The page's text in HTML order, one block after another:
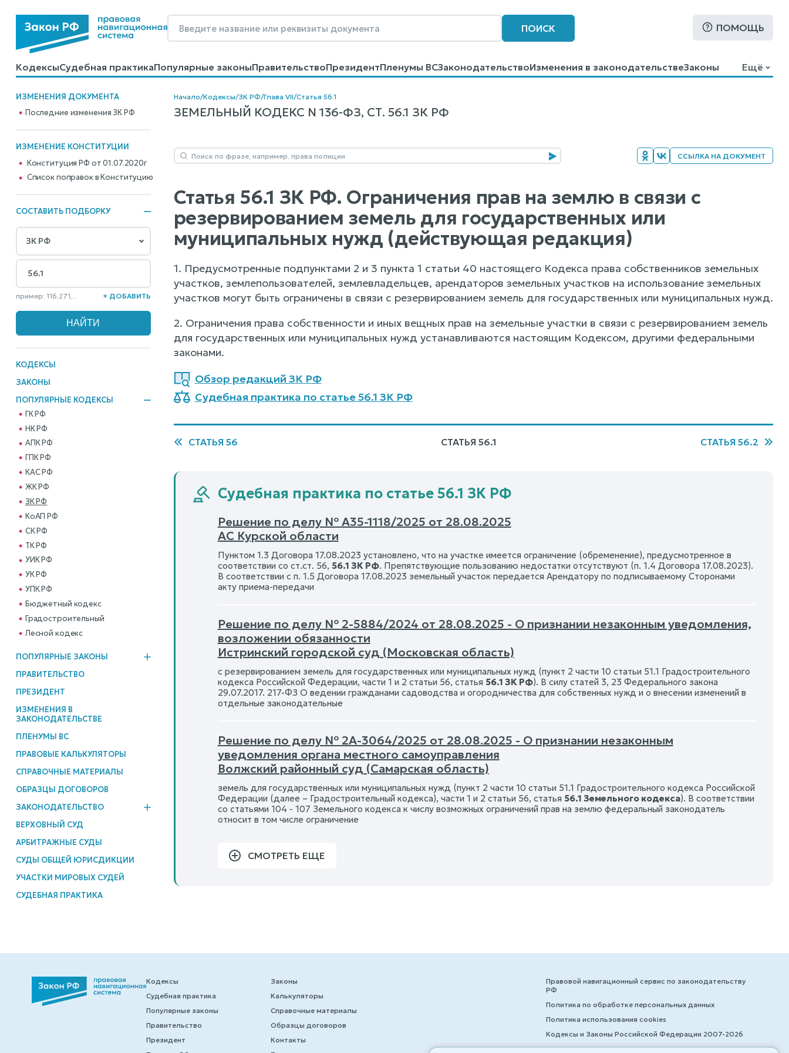
ПОИСК ПОМОЩЬ
КодексыСудебная практикаПопулярные законыПравительствоПрезидентПленумы ВСЗаконодательствоИзменения в законодательствеЗаконы
КалькуляторыСправочные материалыОбразцы договоровКонтактыПомощьПоиск
Ещё
ИЗМЕНЕНИЯ ДОКУМЕНТА
Последние изменения ЗК РФ
ИЗМЕНЕНИЕ КОНСТИТУЦИИ
Конституция РФ от 01.07.2020г
Cписок поправок в Конституцию
СОСТАВИТЬ ПОДБОРКУ
пример: 116,271,... + ДОБАВИТЬ
КОДЕКСЫ
ЗАКОНЫ
ПОПУЛЯРНЫЕ КОДЕКСЫ
ГК РФ
НК РФ
АПК РФ
ГПК РФ
КАС РФ
ЖК РФ
ЗК РФ
КоАП РФ
СК РФ
ТК РФ
УИК РФ
УК РФ
УПК РФ
Бюджетный кодекс
Градостроительный
Лесной кодекс
ПОПУЛЯРНЫЕ ЗАКОНЫ
ПРАВИТЕЛЬСТВО
ПРЕЗИДЕНТ
ИЗМЕНЕНИЯ В
ЗАКОНОДАТЕЛЬСТВЕ
ПЛЕНУМЫ ВС
ПРАВОВЫЕ КАЛЬКУЛЯТОРЫ
СПРАВОЧНЫЕ МАТЕРИАЛЫ
ОБРАЗЦЫ ДОГОВОРОВ
ЗАКОНОДАТЕЛЬСТВО
ВЕРХОВНЫЙ СУД
АРБИТРАЖНЫЕ СУДЫ
СУДЫ ОБЩЕЙ ЮРИСДИКЦИИ
УЧАСТКИ МИРОВЫХ СУДЕЙ
СУДЕБНАЯ ПРАКТИКА
Начало/Кодексы/ЗК РФ/Глава VII/Статья 56.1
ЗЕМЕЛЬНЫЙ КОДЕКС N 136-ФЗ, СТ. 56.1 ЗК РФ
ССЫЛКА НА ДОКУМЕНТ
Статья 56.1 ЗК РФ. Ограничения прав на землю в связи с
резервированием земель для государственных или
муниципальных нужд (действующая редакция)
1. Предусмотренные подпунктами 2 и 3 пункта 1 статьи 40 настоящего Кодекса права собственников земельных
участков, землепользователей, землевладельцев, арендаторов земельных участков на использование земельных
участков могут быть ограничены в связи с резервированием земель для государственных или муниципальных нужд.
2. Ограничения права собственности и иных вещных прав на земельные участки в связи с резервированием земель
для государственных или муниципальных нужд устанавливаются настоящим Кодексом, другими федеральными
законами.
Обзор редакций ЗК РФ
Судебная практика по статье 56.1 ЗК РФ
СТАТЬЯ 56 СТАТЬЯ 56.1 СТАТЬЯ 56.2
Судебная практика по статье 56.1 ЗК РФ
Решение по делу № А35-1118/2025 от 28.08.2025
АС Курской области
Пунктом 1.3 Договора 17.08.2023 установлено, что на участке имеется ограничение (обременение), предусмотренное в
соответствии со ст.ст. 56, 56.1 ЗК РФ. Препятствующие пользованию недостатки отсутствуют (п. 1.4 Договора 17.08.2023).
В соответствии с п. 1.5 Договора 17.08.2023 земельный участок передается Арендатору по подписываемому Сторонами
акту приема-передачи
Решение по делу № 2-5884/2024 от 28.08.2025 - О признании незаконным уведомления,
возложении обязанности
Истринский городской суд (Московская область)
с резервированием земель для государственных или муниципальных нужд (пункт 2 части 10 статьи 51.1 Градостроительного
кодекса Российской Федерации, части 1 и 2 статьи 56, статья 56.1 ЗК РФ). В силу статей 3, 23 Федерального закона
29.07.2017. 217-ФЗ О ведении гражданами садоводства и огородничества для собственных нужд и о внесении изменений в
отдельные законодательные
Решение по делу № 2А-3064/2025 от 28.08.2025 - О признании незаконным
уведомления органа местного самоуправления
Волжский районный суд (Самарская область)
земель для государственных или муниципальных нужд (пункт 2 части 10 статьи 51.1 Градостроительного кодекса Российской
Федерации (далее – Градостроительный кодекса), части 1 и 2 статьи 56, статья 56.1 Земельного кодекса). В соответствии
со статьями 104 - 107 Земельного кодекса к числу возможных ограничений прав на землю федеральный законодатель
относит в том числе ограничение
СМОТРЕТЬ ЕЩЕ
Кодексы
Судебная практика
Популярные законы
Правительство
Президент
Законы
Калькуляторы
Справочные материалы
Образцы договоров
Контакты
Правовой навигационный сервис по законодательству
РФ
Политика по обработке персональных данных
Политика использования cookies
Кодексы и Законы Российской Федерации 2007-2026